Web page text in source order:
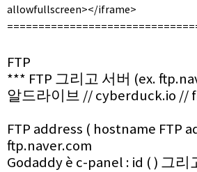
allowfullscreen></iframe>
FTP
*** FTP 그리고 서버 (ex.
알드라이브 // cyberduck.io //
FTP address ( hostname FTP
ftp.naver.com
Godaddy è c-panel : id ( ) 그리